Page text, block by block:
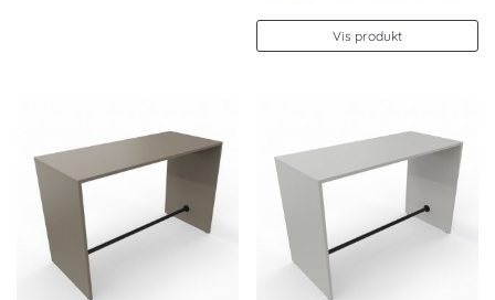
kr. 8.490
Vis produkt